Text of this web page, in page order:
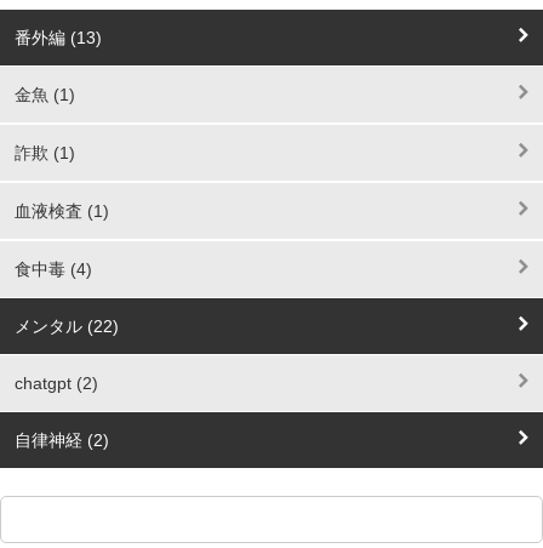
番外編 (13)
金魚 (1)
詐欺 (1)
血液検査 (1)
食中毒 (4)
メンタル (22)
chatgpt (2)
自律神経 (2)